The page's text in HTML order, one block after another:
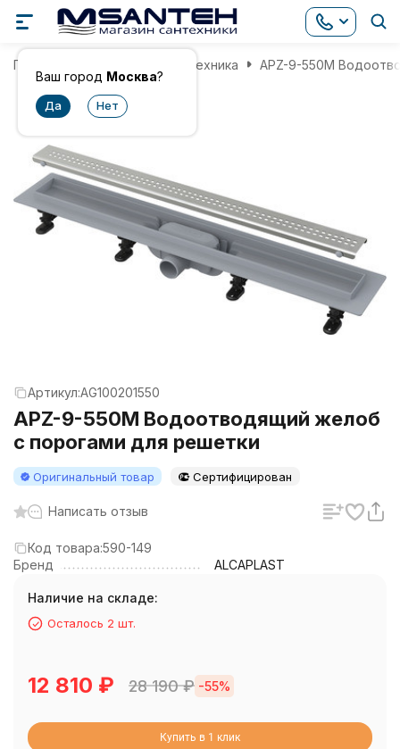
Ваш город Москва?
Главная Инженерная сантехника APZ-9-550M
Артикул:AG100201550
APZ-9-550M Водоотводящий желоб
с порогами для решетки
Оригинальный товар Сертифицирован
Написать отзыв
Код товара:590-149
Бренд
ALCAPLAST
Наличие на складе:
Осталось 2 шт.
12 810 ₽ 28 190₽ -55%
Купить в 1 клик